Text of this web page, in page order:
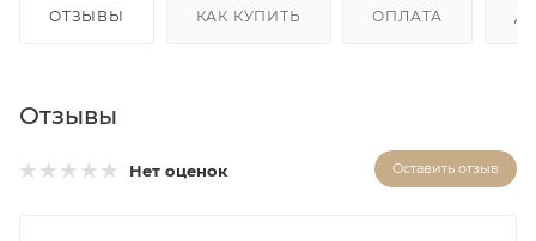
ОТЗЫВЫ КАК КУПИТЬ ОПЛАТА
Отзывы
Нет оценок Оставить отзыв